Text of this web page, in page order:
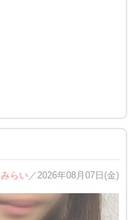
みらい ／2026年08月07日(金)